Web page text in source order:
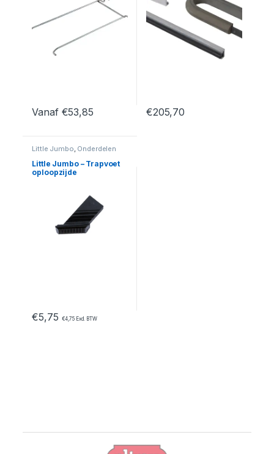
Vanaf €53,85 €205,70
Little Jumbo Onderdelen
Little Jumbo – Trapvoet
oploopzijde
€5,75 €4,75Excl. BTW